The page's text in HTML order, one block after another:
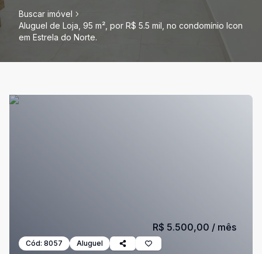
Buscar imóvel
Aluguel de Loja, 95 m², por R$ 5.5 mil, no condomínio Icon
em Estrela do Norte.
Cód: 8057 Aluguel
R$ 5.500,00 / mês